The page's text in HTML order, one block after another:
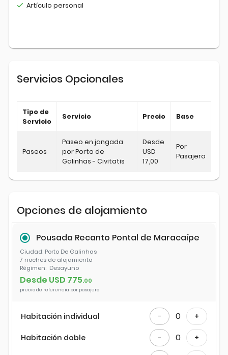
Artículo personal
Servicios Opcionales
Tipo de
Servicio
Servicio Precio Base
Paseos
Paseo en jangada
por Porto de
Galinhas - Civitatis
Desde
USD
17,00
Por
Pasajero
Opciones de alojamiento
Pousada Recanto Pontal de Maracaípe
Ciudad: Porto De Galinhas
7 noches de alojamiento
Régimen: Desayuno
Desde USD 775.00
precio de referencia por pasajero
Habitación individual - 0 +
Habitación doble - 0 +